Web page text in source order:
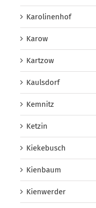
Karolinenhof
Karow
Kartzow
Kaulsdorf
Kemnitz
Ketzin
Kiekebusch
Kienbaum
Kienwerder